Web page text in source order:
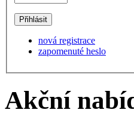
nová registrace
zapomenuté heslo
Akční